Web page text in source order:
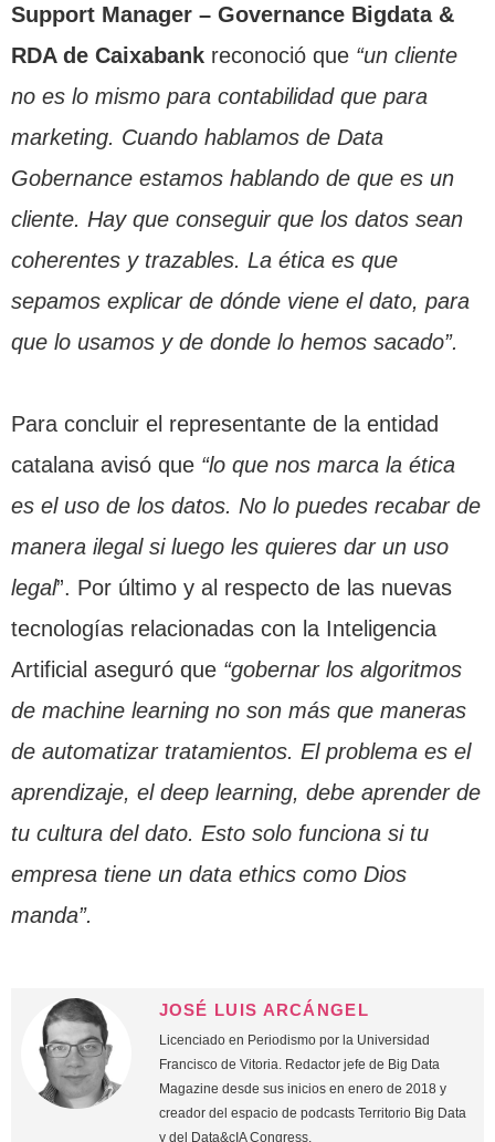
Support Manager – Governance Bigdata &
RDA de Caixabank reconoció que “un cliente
no es lo mismo para contabilidad que para
marketing. Cuando hablamos de Data
Gobernance estamos hablando de que es un
cliente. Hay que conseguir que los datos sean
coherentes y trazables. La ética es que
sepamos explicar de dónde viene el dato, para
que lo usamos y de donde lo hemos sacado”.
Para concluir el representante de la entidad
catalana avisó que “lo que nos marca la ética
es el uso de los datos. No lo puedes recabar de
manera ilegal si luego les quieres dar un uso
legal”. Por último y al respecto de las nuevas
tecnologías relacionadas con la Inteligencia
Artificial aseguró que “gobernar los algoritmos
de machine learning no son más que maneras
de automatizar tratamientos. El problema es el
aprendizaje, el deep learning, debe aprender de
tu cultura del dato. Esto solo funciona si tu
empresa tiene un data ethics como Dios
manda”.
JOSÉ LUIS ARCÁNGEL
Licenciado en Periodismo por la Universidad
Francisco de Vitoria. Redactor jefe de Big Data
Magazine desde sus inicios en enero de 2018 y
creador del espacio de podcasts Territorio Big Data
y del Data&cIA Congress.